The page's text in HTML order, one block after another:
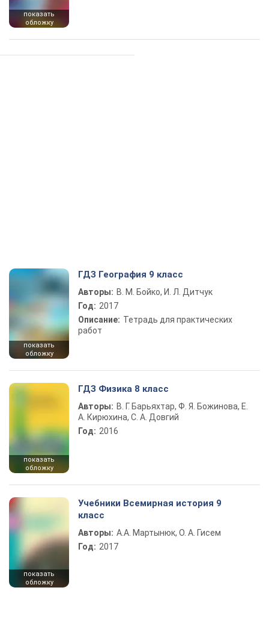
показать
обложку
показать
обложку
ГДЗ География 9 класс
Авторы: В. М. Бойко, И. Л. Дитчук
Год: 2017
Описание: Тетрадь для практических
работ
показать
обложку
ГДЗ Физика 8 класс
Авторы: В. Г. Барьяхтар, Ф. Я. Божинова, Е.
А. Кирюхина, С. А. Довгий
Год: 2016
показать
обложку
Учебники Всемирная история 9
класс
Авторы: А.А. Мартынюк, О. А. Гисем
Год: 2017